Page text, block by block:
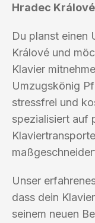
Hradec Králové
Du planst einen
Králové und
Klavier
Umzugskönig
stressfrei und
spezialisiert auf
Unser
dass dein
seinem neuen